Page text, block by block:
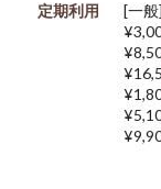
定期利用
[一般]